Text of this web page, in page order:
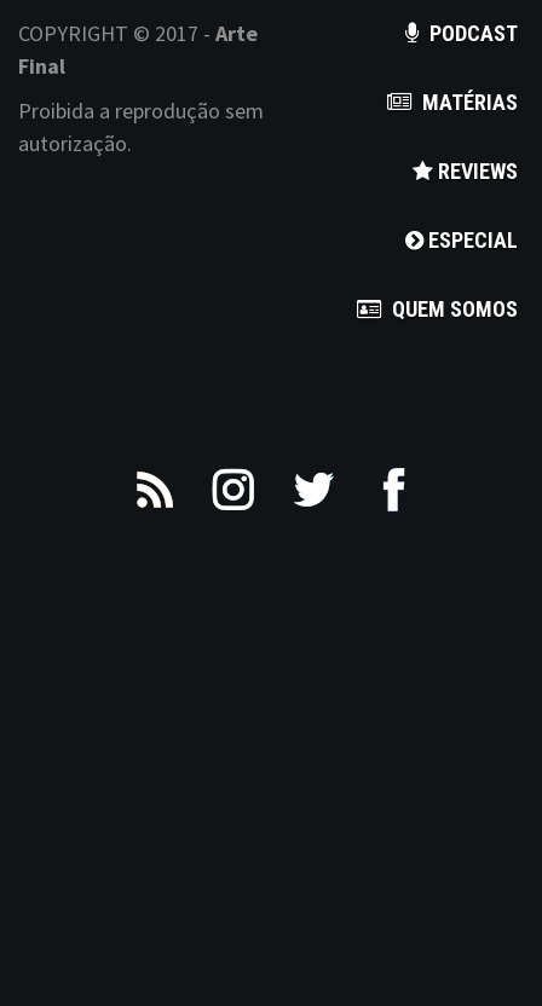
COPYRIGHT © 2017 - Arte
Final
Proibida a reprodução sem
autorização.
PODCAST
MATÉRIAS
REVIEWS
ESPECIAL
QUEM SOMOS